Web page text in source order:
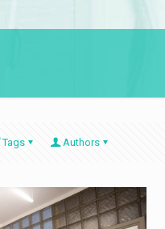
Tags Authors